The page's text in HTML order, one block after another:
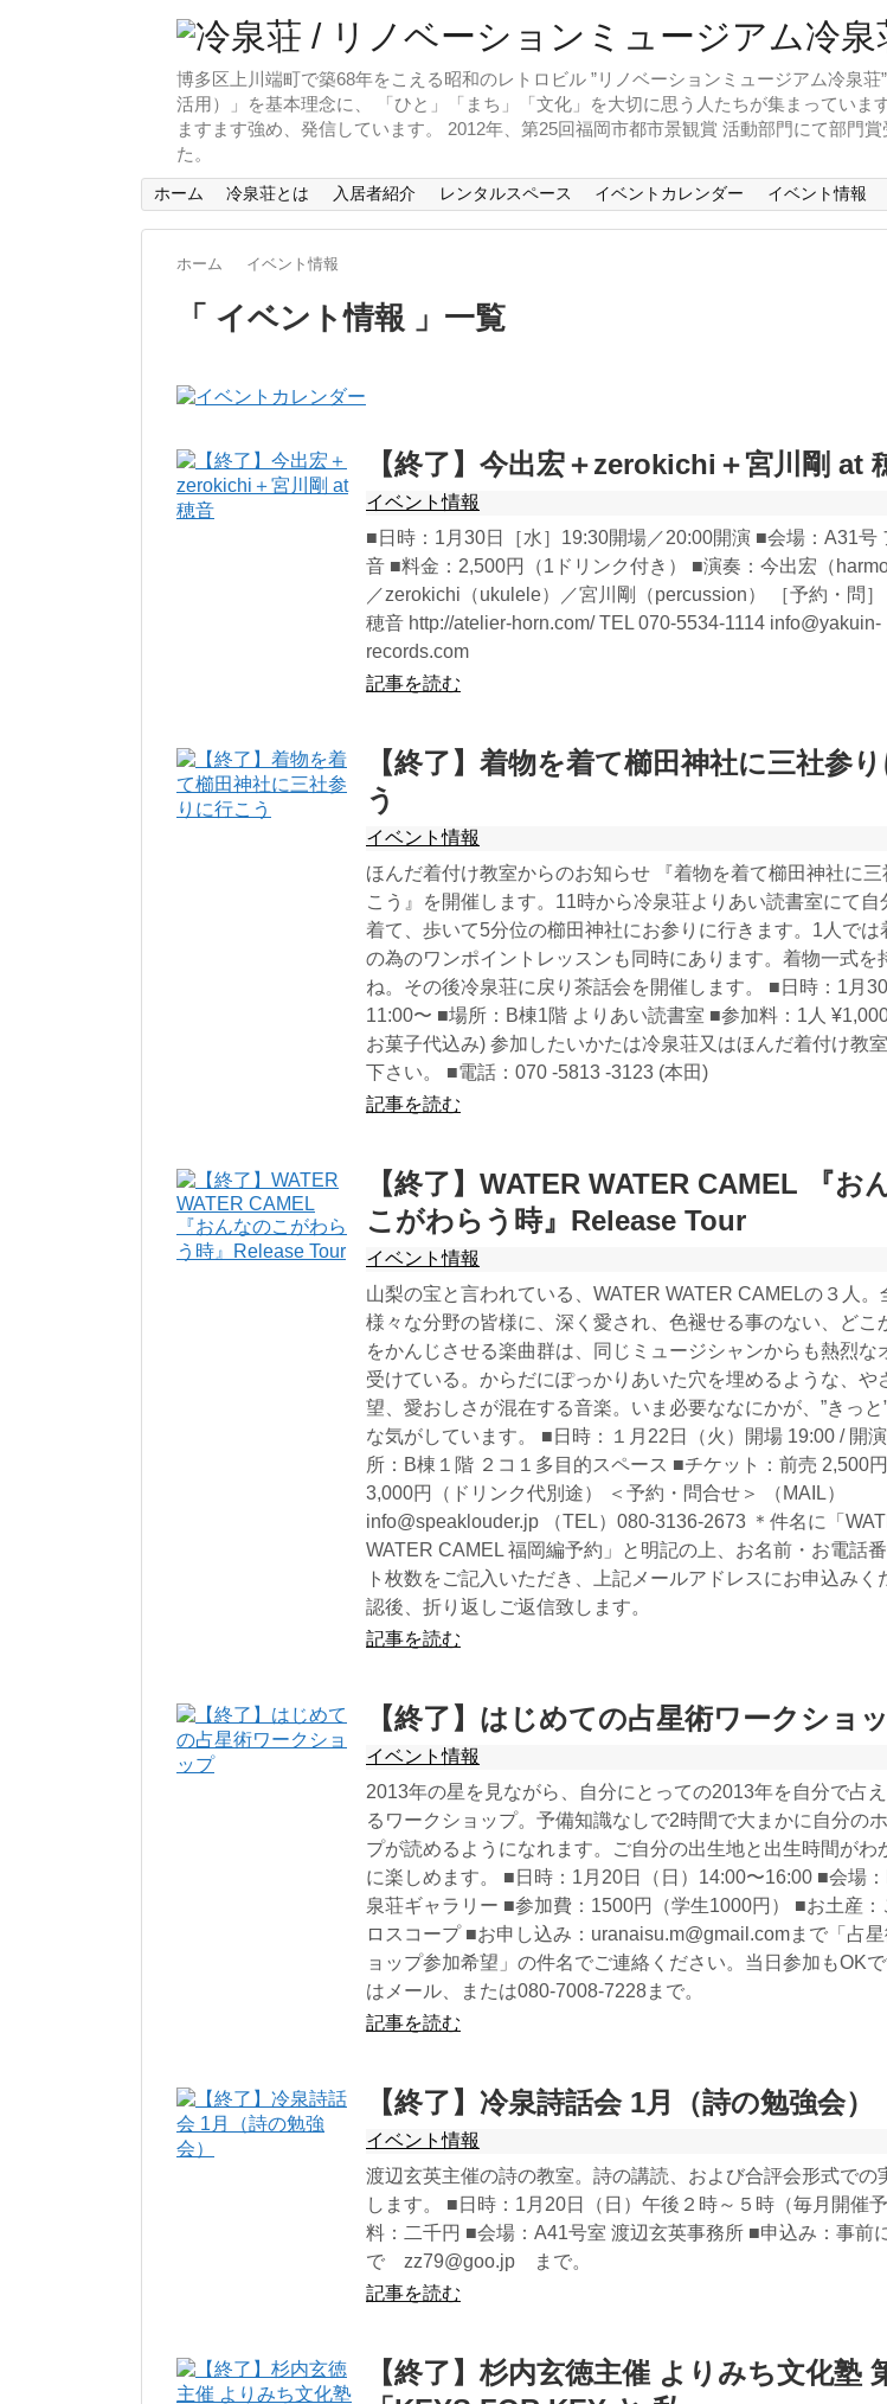
博多区上川端町で築68年をこえる昭和のレトロビル ”リノベーションミュージアム冷泉
活用）」を基本理念に、 「ひと」「まち」「文化」を大切に思う人たちが集まってい
ますます強め、発信しています。 2012年、第25回福岡市都市景観賞 活動部門にて部門
た。
ホーム 冷泉荘とは 入居者紹介 レンタルスペース イベントカレンダー イベント情報
ホーム イベント情報
「 イベント情報 」一覧
【終了】今出宏＋zerokichi＋宮川剛 at
イベント情報
■日時：1月30日［水］19:30開場／20:00開演 ■会場：A31号
音 ■料金：2,500円（1ドリンク付き） ■演奏：今出宏（
／zerokichi（ukulele）／宮川剛（percussion） ［予約・問
穂音 http://atelier-horn.com/ TEL 070-5534-1114 info@yakuin-
records.com
記事を読む
【終了】着物を着て櫛田神社に三社参
う
イベント情報
ほんだ着付け教室からのお知らせ 『着物を着て櫛田神社に
こう』を開催します。11時から冷泉荘よりあい読書室にて自
着て、歩いて5分位の櫛田神社にお参りに行きます。1人では
の為のワンポイントレッスンも同時にあります。着物一式を
ね。その後冷泉荘に戻り茶話会を開催します。 ■日時：1月30
11:00〜 ■場所：B棟1階 よりあい読書室 ■参加料：1人
お菓子代込み) 参加したいかたは冷泉荘又はほんだ着付け教
下さい。 ■電話：070 -5813 -3123 (本田)
記事を読む
【終了】WATER WATER CAMEL 『お
こがわらう時』Release Tour
イベント情報
山梨の宝と言われている、WATER WATER CAMELの３人。
様々な分野の皆様に、深く愛され、色褪せる事のない、どこ
をかんじさせる楽曲群は、同じミュージシャンからも熱烈な
受けている。からだにぽっかりあいた穴を埋めるような、や
望、愛おしさが混在する音楽。いま必要ななにかが、”きっと
な気がしています。 ■日時：１月22日（火）開場 19:00 / 開
所：B棟１階 ２コ１多目的スペース ■チケット：前売 2,500円
3,000円（ドリンク代別途） ＜予約・問合せ＞ （MAIL）
info@speaklouder.jp （TEL）080-3136-2673 ＊件名に「
WATER CAMEL 福岡編予約」と明記の上、お名前・お電話
ト枚数をご記入いただき、上記メールアドレスにお申込みく
認後、折り返しご返信致します。
記事を読む
【終了】はじめての占星術ワークショ
イベント情報
2013年の星を見ながら、自分にとっての2013年を自分で占
るワークショップ。予備知識なしで2時間で大まかに自分の
プが読めるようになれます。ご自分の出生地と出生時間がわ
に楽しめます。 ■日時：1月20日（日）14:00〜16:00 ■会場
泉荘ギャラリー ■参加費：1500円（学生1000円） ■お土産：
ロスコープ ■お申し込み：uranaisu.m@gmail.comまで「占
ョップ参加希望」の件名でご連絡ください。当日参加もOK
はメール、または080-7008-7228まで。
記事を読む
【終了】冷泉詩話会 1月（詩の勉強会）
イベント情報
渡辺玄英主催の詩の教室。詩の講読、および合評会形式での
します。 ■日時：1月20日（日）午後２時～５時（毎月開催
料：二千円 ■会場：A41号室 渡辺玄英事務所 ■申込み：事前
で zz79@goo.jp まで。
記事を読む
【終了】杉内玄徳主催 よりみち文化塾